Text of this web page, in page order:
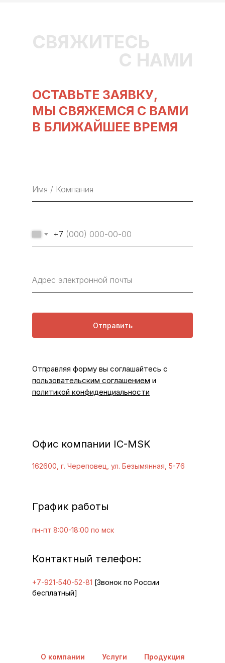
+7
Отправить
Отправляя форму вы соглашайтесь с
пользовательским соглашением и
политикой конфиденциальности
Контактный телефон:
+7-921-540-52-81 [Звонок по России
бесплатный]
График работы
пн-пт 8:00-18:00 по мск
Офис компании IC-MSK
162600, г. Череповец, ул. Безымянная, 5-76
СВЯЖИТЕСЬ
ОСТАВЬТЕ ЗАЯВКУ,
МЫ СВЯЖЕМСЯ С ВАМИ
В БЛИЖАЙШЕЕ ВРЕМЯ
С НАМИ
О компании Услуги Продукция